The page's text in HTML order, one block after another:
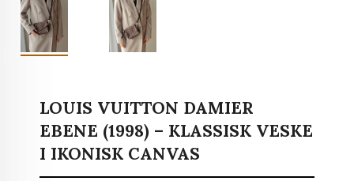
LOUIS VUITTON DAMIER
EBENE (1998) – KLASSISK VESKE
I IKONISK CANVAS